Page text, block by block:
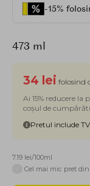
-15%
473 ml
34 lei folosind
Ai 15% reducere
coșul de
Pretul include
7.19 lei/100ml
Cel mai mic pret